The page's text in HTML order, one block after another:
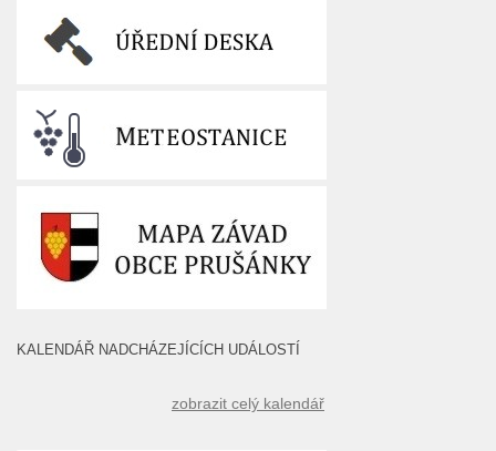
KALENDÁŘ NADCHÁZEJÍCÍCH UDÁLOSTÍ
zobrazit celý kalendář